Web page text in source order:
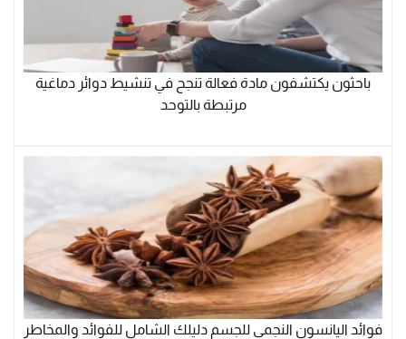
باحثون يكتشفون مادة فعالة تنجح في تنشيط دوائر دماغية
مرتبطة بالتوحد
فوائد اليانسون النجمي للجسم دليلك الشامل للفوائد والمخاطر